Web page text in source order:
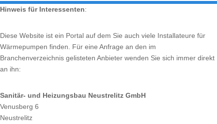
Hinweis für Interessenten:
Diese Website ist ein Portal auf dem Sie auch viele Installateure für
Wärmepumpen finden. Für eine Anfrage an den im
Branchenverzeichnis gelisteten Anbieter wenden Sie sich immer direkt
an ihn:
Sanitär- und Heizungsbau Neustrelitz GmbH
Venusberg 6
Neustrelitz